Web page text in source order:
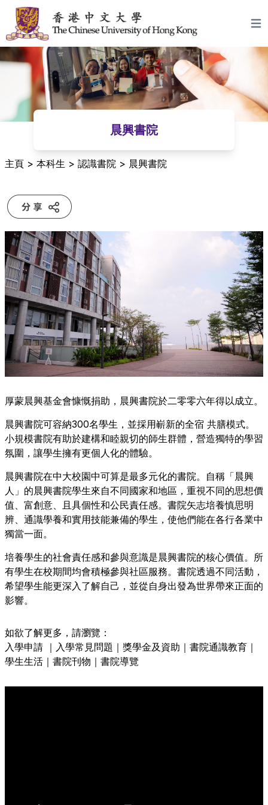
跳至主要內容
晨興書院
主頁 > 本科生 > 認識書院 > 晨興書院
厚蒙晨興基金會慷慨捐助， 晨興書院於二零零六年得以成立。
晨興書院可容納300名學生，並採用嶄新的全宿 共膳模式。
小規模書院有助於建構和睦親切的師生群體，營造獨特的學習
氛圍，讓學生擁有更個人化的體驗。
晨興書院在中大校園中可算是最多元化的書院。自稱「晨興
人」的晨興書院學生來自不同國家和地區，重視不同的思想價
值、富創意、且具個性和公民責任感。書院矢志培養慎思明
辨、通識學養和實用技能兼備的學生，使他們能在各行各業中
獨當一面。
培養學生的社會責任感和參與意識是晨興書院的核心價值。所
有學生在校期間均會積極參與社區服務。書院透過不同活動，
希望學生能更深入了解自己，並從自身出發為世界帶來正面的
影響。
如欲了解更多，請瀏覽：
入學申請 ｜ 入學常見問題 ｜ 獎學金及資助 ｜ 書院通識教育 ｜
學生生活 ｜ 書院刊物 ｜ 書院導覽